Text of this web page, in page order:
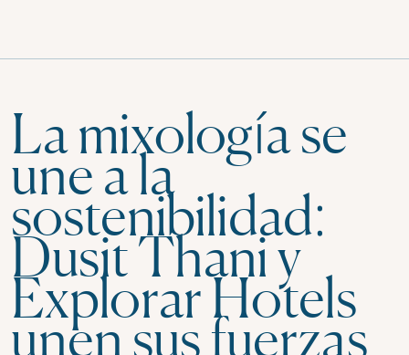
La mixología se
une a la
sostenibilidad:
Dusit Thani y
Explorar Hotels